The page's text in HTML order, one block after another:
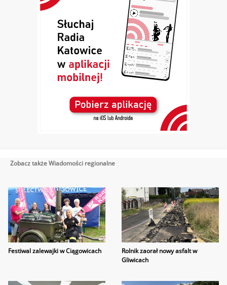
Zobacz także Wiadomości regionalne
Festiwal zalewajki w Ciągowicach
Rolnik zaorał nowy asfalt w
Gliwicach